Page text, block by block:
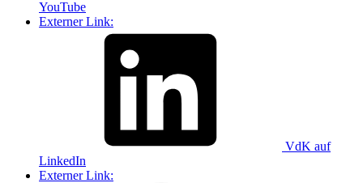
YouTube
Externer Link:
VdK auf
LinkedIn
Externer Link: